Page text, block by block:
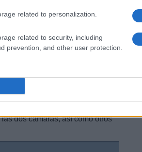
related to personalization.
related to security, including
prevention, and other user protection.
dos cámaras, así como otros